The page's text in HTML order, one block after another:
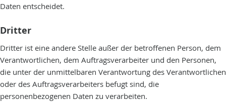
Daten entscheidet.
Dritter
Dritter ist eine andere Stelle außer der betroffenen Person, dem
Verantwortlichen, dem Auftragsverarbeiter und den Personen,
die unter der unmittelbaren Verantwortung des Verantwortlichen
oder des Auftragsverarbeiters befugt sind, die
personenbezogenen Daten zu verarbeiten.